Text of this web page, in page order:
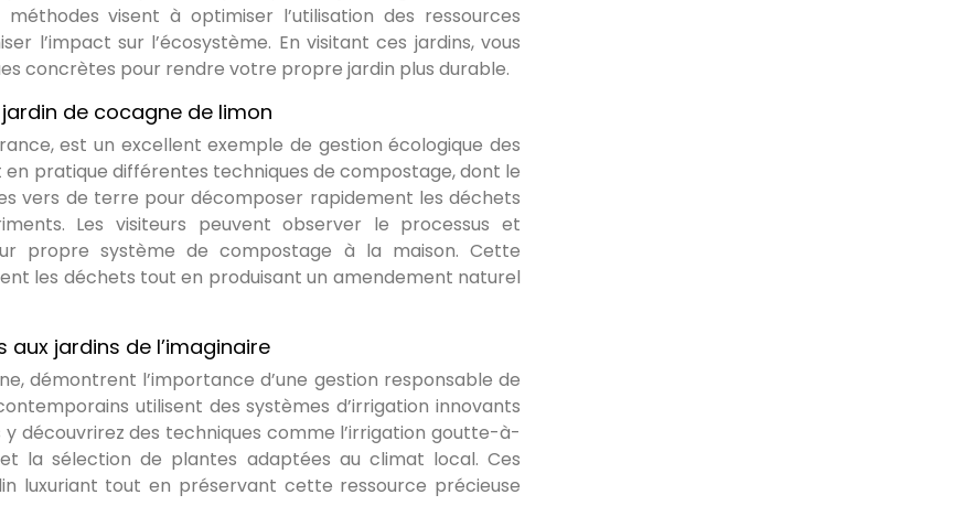
visent à optimiser l’utilisation des ressources
l’impact sur l’écosystème. En visitant ces jardins, vous
concrètes pour rendre votre propre jardin plus durable.
de cocagne de limon
est un excellent exemple de gestion écologique des
en pratique différentes techniques de compostage, dont le
vers de terre pour décomposer rapidement les déchets
Les visiteurs peuvent observer le processus et
propre système de compostage à la maison. Cette
les déchets tout en produisant un amendement naturel
jardins de l’imaginaire
démontrent l’importance d’une gestion responsable de
utilisent des systèmes d’irrigation innovants
y découvrirez des techniques comme l’irrigation goutte-à-
la sélection de plantes adaptées au climat local. Ces
luxuriant tout en préservant cette ressource précieuse